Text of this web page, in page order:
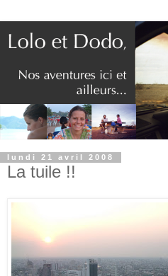
lundi 21 avril 2008
La tuile !!